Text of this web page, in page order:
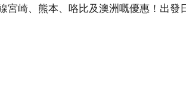
宮崎、熊本、咯比及澳洲嘅優惠！出發